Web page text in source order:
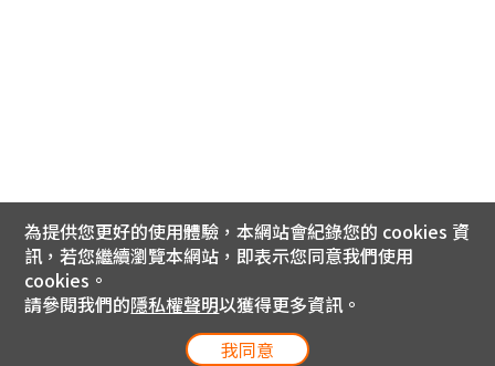
為提供您更好的使用體驗，本網站會紀錄您的 cookies 資
訊，若您繼續瀏覽本網站，即表示您同意我們使用
cookies。
請參閱我們的隱私權聲明以獲得更多資訊。
我同意